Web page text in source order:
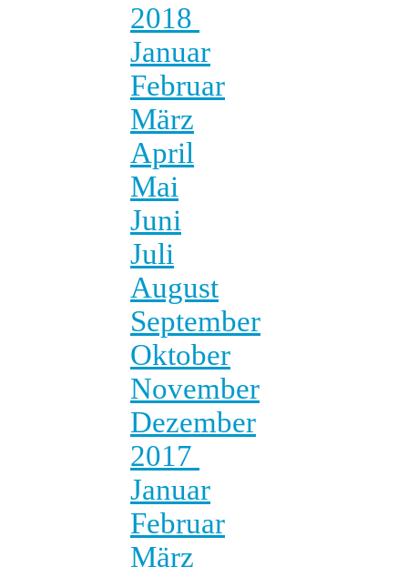
2018
Januar
Februar
März
April
Mai
Juni
Juli
August
September
Oktober
November
Dezember
2017
Januar
Februar
März